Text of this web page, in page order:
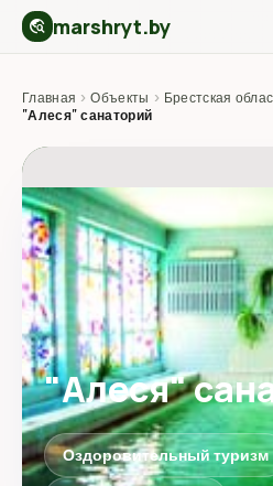
travel_explore marshryt.by
Главная › Объекты › Брестская
"Алеся" санаторий
"Алеся"
Оздоровительный туризм